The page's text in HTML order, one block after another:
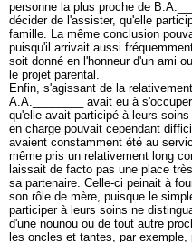
personne la plus proche de
décider de l'assister, qu'elle
famille. La même conclusion
puisqu'il arrivait aussi
soit donné en l'honneur d'un ami
le projet parental.
Enfin, s'agissant de la
A.A.________ avait eu à
qu'elle avait participé à leurs
en charge pouvait cependant
avaient constamment été au
même pris un relativement long
laissait de facto pas une place
sa partenaire. Celle-ci peinait à
son rôle de mère, puisque le
participer à leurs soins ne
d'une nounou ou de tout autre
les oncles et tantes, par